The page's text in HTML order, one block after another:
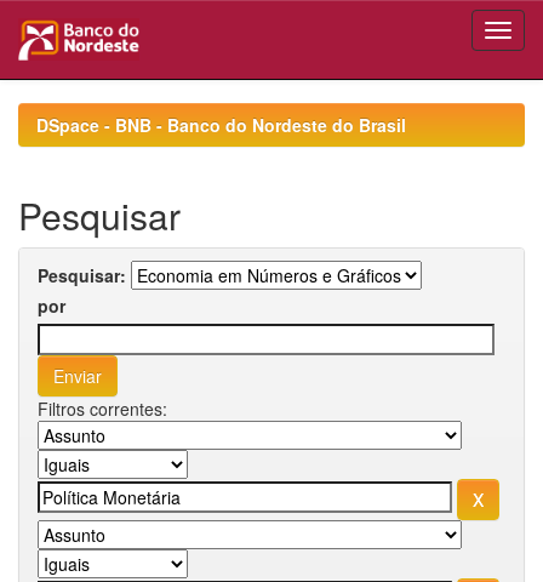
navigationDSpace - BNB - Banco do Nordeste do Brasil
Pesquisar
Pesquisar:
por
Filtros correntes: